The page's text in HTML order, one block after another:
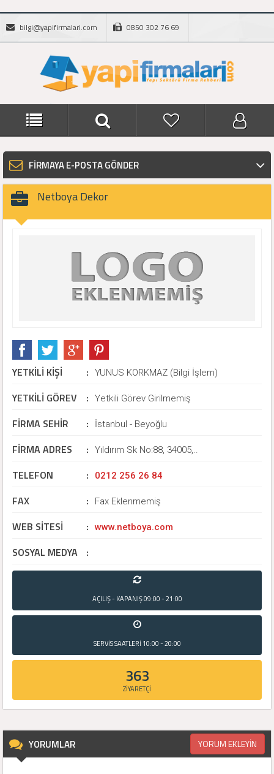
bilgi@yapifirmalari.com 0850 302 76 69
FİRMAYA E-POSTA GÖNDER
Netboya Dekor
YETKİLİ KİŞİ : YUNUS KORKMAZ (Bilgi İşlem)
YETKİLİ GÖREV : Yetkili Görev Girilmemiş
FİRMA SEHİR : İstanbul - Beyoğlu
FİRMA ADRES : Yıldırım Sk No:88, 34005,..
TELEFON : 0212 256 26 84
FAX : Fax Eklenmemiş
WEB SİTESİ : www.netboya.com
SOSYAL MEDYA :
AÇILIŞ - KAPANIŞ09:00 - 21:00
SERVİS SAATLERİ 10:00 - 20:00
363
ZİYARETÇİ
YORUMLAR YORUM EKLEYİN